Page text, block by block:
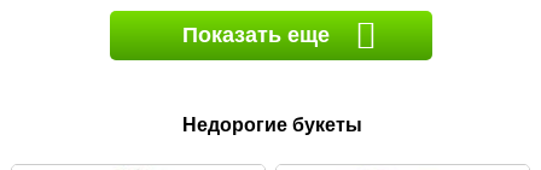
Показать еще
Недорогие букеты